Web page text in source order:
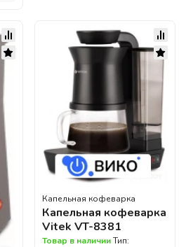
Капельная кофеварка
Капельная кофеварка
Vitek VT-8381
Товар в наличииТип: